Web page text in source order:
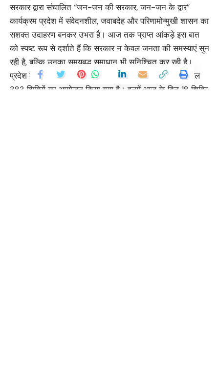
सरकार द्वारा संचालित “जन-जन की सरकार, जन-जन के द्वार”
कार्यक्रम प्रदेश में संवेदनशील, जवाबदेह और परिणामोन्मुखी शासन का
सशक्त उदाहरण बनकर उभरा है। आज तक प्राप्त आंकड़े इस बात
को स्पष्ट रूप से दर्शाते हैं कि सरकार न केवल जनता की समस्याएं सुन
रही है, बल्कि उनका समयबद्ध समाधान भी सुनिश्चित कर रही है।
प्रदेश के सभी 13 जनपदों में इस अभियान के अंतर्गत अब तक कुल
383 शिविरों का आयोजन किया गया है। इनमें आज के दिन 18 शिविर